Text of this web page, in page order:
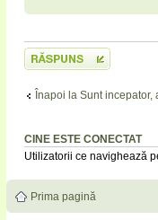
Scrie un răspuns
Înapoi la Sunt
CINE ESTE CONECTAT
Utilizatorii ce navighează
Prima pagină